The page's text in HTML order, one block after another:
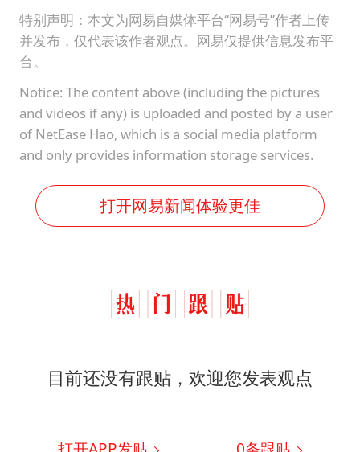
特别声明：本文为网易自媒体平台“网易号”作者上传
并发布，仅代表该作者观点。网易仅提供信息发布平
台。
Notice: The content above (including the pictures
and videos if any) is uploaded and posted by a user
of NetEase Hao, which is a social media platform
and only provides information storage services.
打开网易新闻体验更佳
目前还没有跟贴，欢迎您发表观点